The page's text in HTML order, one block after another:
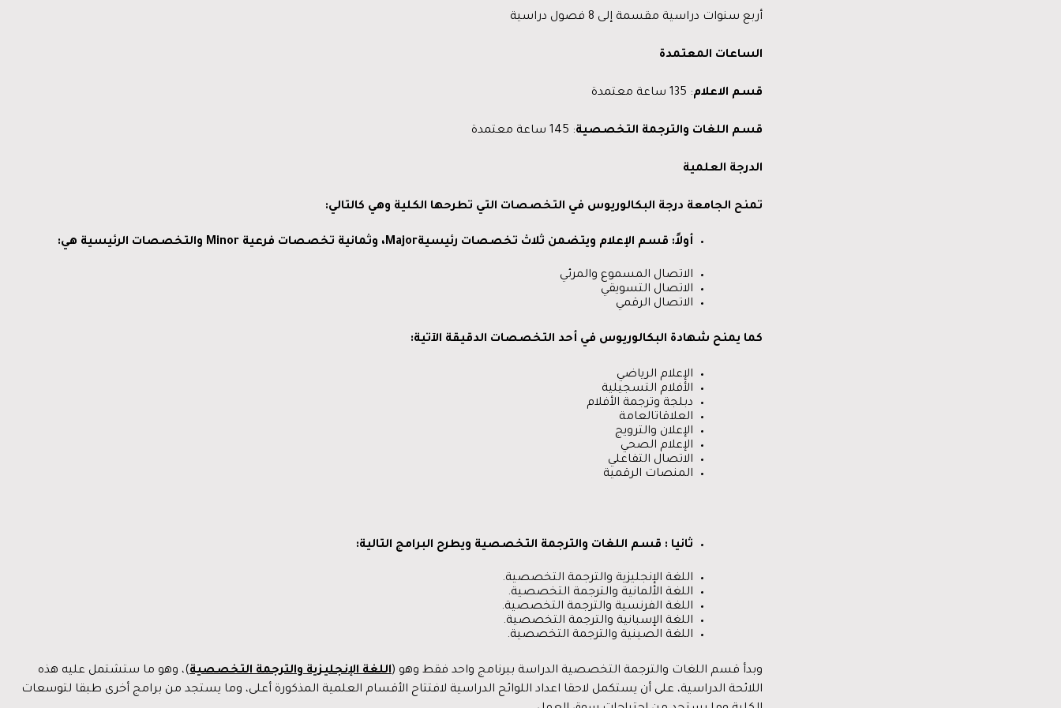
أربع سنوات دراسية مقسمة إلى 8 فصول دراسية
الساعات المعتمدة
قسم الاعلام: 135 ساعة معتمدة
قسم اللغات والترجمة التخصصية: 145 ساعة معتمدة
الدرجة العلمية
تمنح الجامعة درجة البكالوريوس في التخصصات التي تطرحها الكلية وهي كالتالي:
أولاً: قسم الإعلام ويتضمن ثلاث تخصصات رئيسيةMajor، وثمانية تخصصات فرعية Minor والتخصصات الرئيسية هي:
الاتصال المسموع والمرئي
الاتصال التسويقي
الاتصال الرقمي
كما يمنح شهادة البكالوريوس في أحد التخصصات الدقيقة الآتية:
الإعلام الرياضي
الأفلام التسجيلية
دبلجة وترجمة الأفلام
العلاقاتالعامة
الإعلان والترويج
الإعلام الصحي
الاتصال التفاعلي
المنصات الرقمية
ثانيا : قسم اللغات والترجمة التخصصية ويطرح البرامج التالية:
اللغة الإنجليزية والترجمة التخصصية.
اللغة الألمانية والترجمة التخصصية.
اللغة الفرنسية والترجمة التخصصية.
اللغة الإسبانية والترجمة التخصصية.
اللغة الصينية والترجمة التخصصية.
وبدأ قسم اللغات والترجمة التخصصية الدراسة ببرنامج واحد فقط وهو (اللغة الإنجليزية والترجمة التخصصية)، وهو ما ستشتمل عليه هذه
اللائحة الدراسية، على أن يستكمل لاحقا اعداد اللوائح الدراسية لافتتاح الأقسام العلمية المذكورة أعلى، وما يستجد من برامج أخرى طبقا لتوسعات